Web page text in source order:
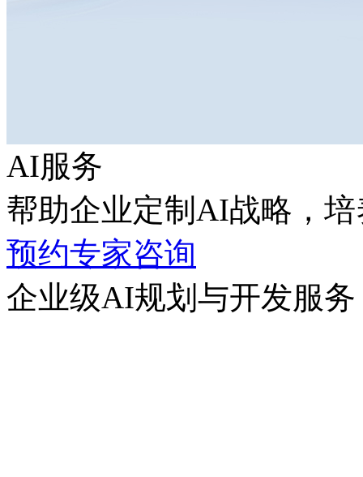
AI服务
帮助企业定制AI战略，
预约专家咨询
企业级AI规划与开发服务